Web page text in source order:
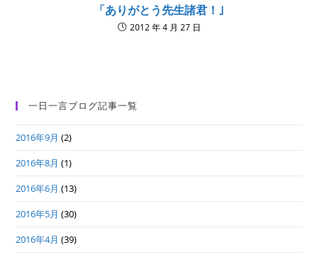
「ありがとう先生諸君！｣
2012 年 4 月 27 日
一日一言ブログ記事一覧
2016年9月 (2)
2016年8月 (1)
2016年6月 (13)
2016年5月 (30)
2016年4月 (39)